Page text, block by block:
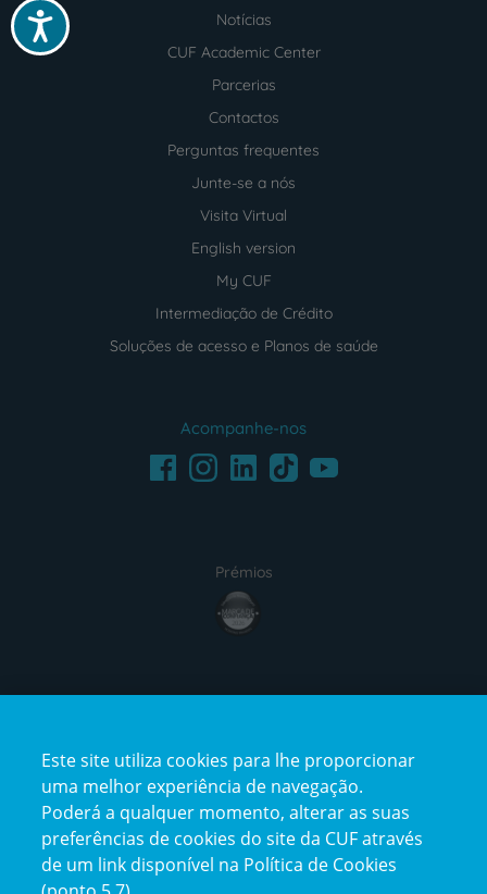
Acessibilidade
Notícias
CUF Academic Center
Parcerias
Contactos
Perguntas frequentes
Junte-se a nós
Visita Virtual
English version
My CUF
Intermediação de Crédito
Soluções de acesso e Planos de saúde
Acompanhe-nos
FacebookInstagramLinkedInTikTokYoutube
Prémios
award4
certification2certification3
Este site utiliza cookies para lhe proporcionar
uma melhor experiência de navegação.
Poderá a qualquer momento, alterar as suas
preferências de cookies do site da CUF através
de um link disponível na Política de Cookies